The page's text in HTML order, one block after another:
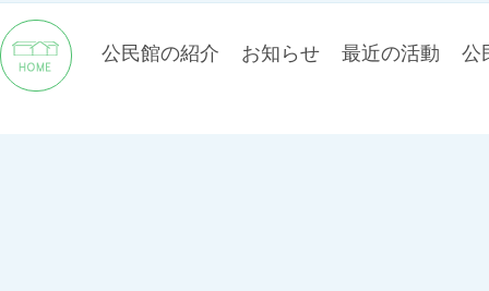
公民館の紹介 お知らせ 最近の活動 公